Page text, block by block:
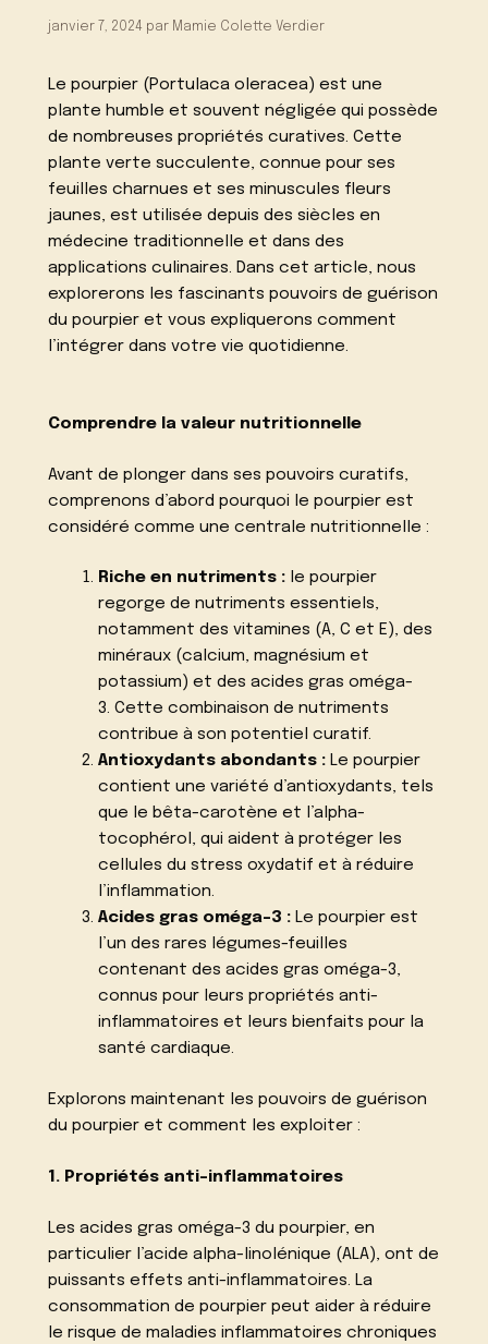
janvier 7, 2024 par Mamie Colette Verdier
Le pourpier (Portulaca oleracea) est une
plante humble et souvent négligée qui possède
de nombreuses propriétés curatives. Cette
plante verte succulente, connue pour ses
feuilles charnues et ses minuscules fleurs
jaunes, est utilisée depuis des siècles en
médecine traditionnelle et dans des
applications culinaires. Dans cet article, nous
explorerons les fascinants pouvoirs de guérison
du pourpier et vous expliquerons comment
l’intégrer dans votre vie quotidienne.
Comprendre la valeur nutritionnelle
Avant de plonger dans ses pouvoirs curatifs,
comprenons d’abord pourquoi le pourpier est
considéré comme une centrale nutritionnelle :
Riche en nutriments :le pourpier
regorge de nutriments essentiels,
notamment des vitamines (A, C et E), des
minéraux (calcium, magnésium et
potassium) et des acides gras oméga-
3. Cette combinaison de nutriments
contribue à son potentiel curatif.
Antioxydants abondants :Le pourpier
contient une variété d’antioxydants, tels
que le bêta-carotène et l’alpha-
tocophérol, qui aident à protéger les
cellules du stress oxydatif et à réduire
l’inflammation.
Acides gras oméga-3 :Le pourpier est
l’un des rares légumes-feuilles
contenant des acides gras oméga-3,
connus pour leurs propriétés anti-
inflammatoires et leurs bienfaits pour la
santé cardiaque.
Explorons maintenant les pouvoirs de guérison
du pourpier et comment les exploiter :
1. Propriétés anti-inflammatoires
Les acides gras oméga-3 du pourpier, en
particulier l’acide alpha-linolénique (ALA), ont de
puissants effets anti-inflammatoires. La
consommation de pourpier peut aider à réduire
le risque de maladies inflammatoires chroniques